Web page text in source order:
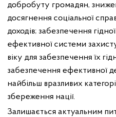
добробуту громадян,
досягнення соціальної
доходів; забезпечення
ефективної системи
віку для забезпечення їх
забезпечення ефективної
найбільш вразливих
збереження нації.
Залишається актуальним